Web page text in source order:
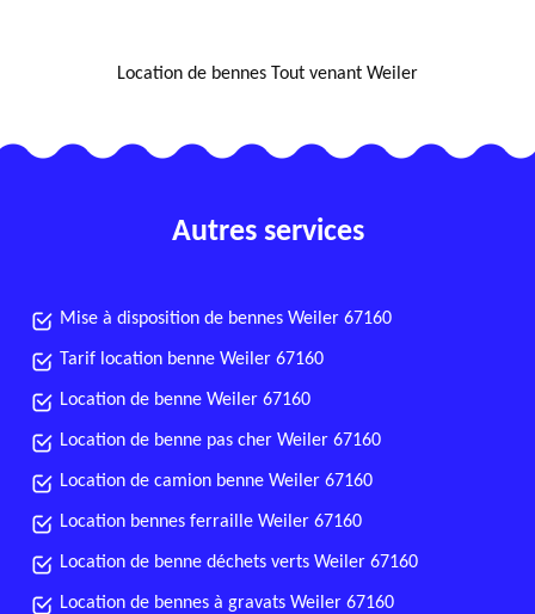
Location de bennes Tout venant Weiler
Autres services
Mise à disposition de bennes Weiler 67160
Tarif location benne Weiler 67160
Location de benne Weiler 67160
Location de benne pas cher Weiler 67160
Location de camion benne Weiler 67160
Location bennes ferraille Weiler 67160
Location de benne déchets verts Weiler 67160
Location de bennes à gravats Weiler 67160